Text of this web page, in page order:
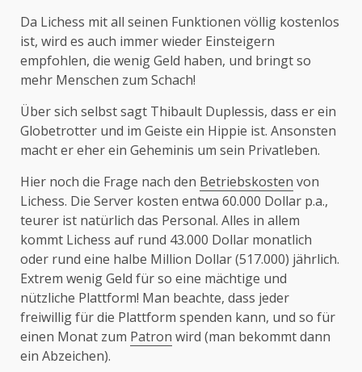
Da Lichess mit all seinen Funktionen völlig kostenlos
ist, wird es auch immer wieder Einsteigern
empfohlen, die wenig Geld haben, und bringt so
mehr Menschen zum Schach!
Über sich selbst sagt Thibault Duplessis, dass er ein
Globetrotter und im Geiste ein Hippie ist. Ansonsten
macht er eher ein Geheminis um sein Privatleben.
Hier noch die Frage nach den Betriebskosten von
Lichess. Die Server kosten entwa 60.000 Dollar p.a.,
teurer ist natürlich das Personal. Alles in allem
kommt Lichess auf rund 43.000 Dollar monatlich
oder rund eine halbe Million Dollar (517.000) jährlich.
Extrem wenig Geld für so eine mächtige und
nützliche Plattform! Man beachte, dass jeder
freiwillig für die Plattform spenden kann, und so für
einen Monat zum Patron wird (man bekommt dann
ein Abzeichen).